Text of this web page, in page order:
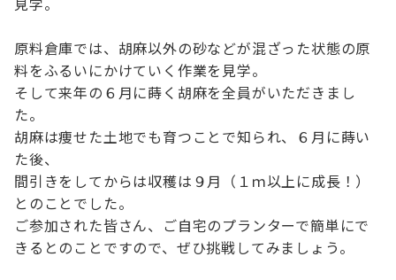
原料倉庫では、胡麻以外の砂などが混ざった状態の原
料をふるいにかけていく作業を見学。
そして来年の６月に蒔く胡麻を全員がいただきまし
た。
胡麻は痩せた土地でも育つことで知られ、６月に蒔い
た後、
間引きをしてからは収穫は９月（１ｍ以上に成長！）
とのことでした。
ご参加された皆さん、ご自宅のプランターで簡単にで
きるとのことですので、ぜひ挑戦してみましょう。